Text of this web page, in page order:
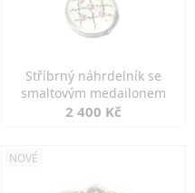
Stříbrný náhrdelník se
smaltovým medailonem
2 400 Kč
NOVÉ